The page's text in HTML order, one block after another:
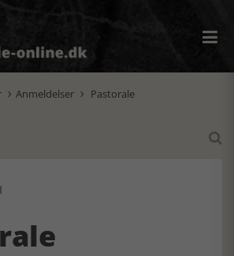
 Anmeldelser  Pastorale
